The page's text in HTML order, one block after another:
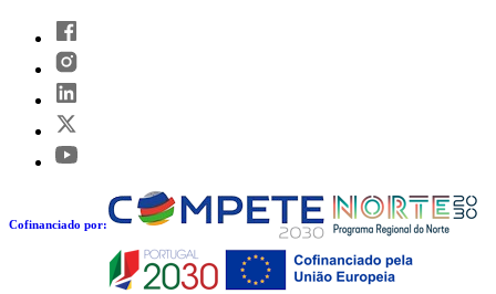
Cofinanciado por: